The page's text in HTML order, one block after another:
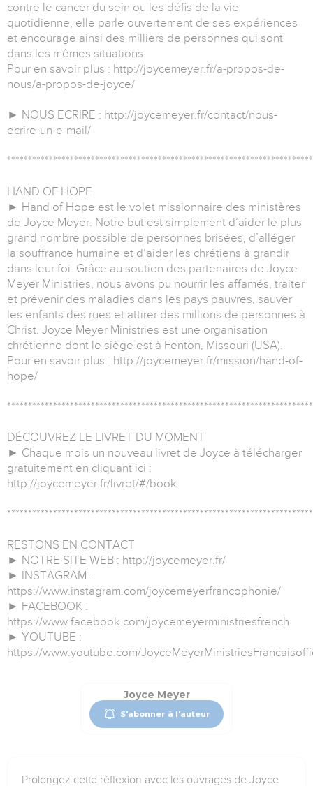
contre le cancer du sein ou les défis de la vie
quotidienne, elle parle ouvertement de ses expériences
et encourage ainsi des milliers de personnes qui sont
dans les mêmes situations.
Pour en savoir plus : http://joycemeyer.fr/a-propos-de-
nous/a-propos-de-joyce/
► NOUS ECRIRE : http://joycemeyer.fr/contact/nous-
ecrire-un-e-mail/
HAND OF HOPE
► Hand of Hope est le volet missionnaire des ministères
de Joyce Meyer. Notre but est simplement d’aider le plus
grand nombre possible de personnes brisées, d’alléger
la souffrance humaine et d’aider les chrétiens à grandir
dans leur foi. Grâce au soutien des partenaires de Joyce
Meyer Ministries, nous avons pu nourrir les affamés, traiter
et prévenir des maladies dans les pays pauvres, sauver
les enfants des rues et attirer des millions de personnes à
Christ. Joyce Meyer Ministries est une organisation
chrétienne dont le siège est à Fenton, Missouri (USA).
Pour en savoir plus : http://joycemeyer.fr/mission/hand-of-
hope/
DÉCOUVREZ LE LIVRET DU MOMENT
► Chaque mois un nouveau livret de Joyce à télécharger
gratuitement en cliquant ici :
http://joycemeyer.fr/livret/#/book
RESTONS EN CONTACT
► NOTRE SITE WEB : http://joycemeyer.fr/
► INSTAGRAM :
https://www.instagram.com/joycemeyerfrancophonie/
► FACEBOOK :
https://www.facebook.com/joycemeyerministriesfrench
► YOUTUBE :
https://www.youtube.com/
Joyce Meyer
S'abonner à l'auteur
Prolongez cette réflexion avec les ouvrages de Joyce